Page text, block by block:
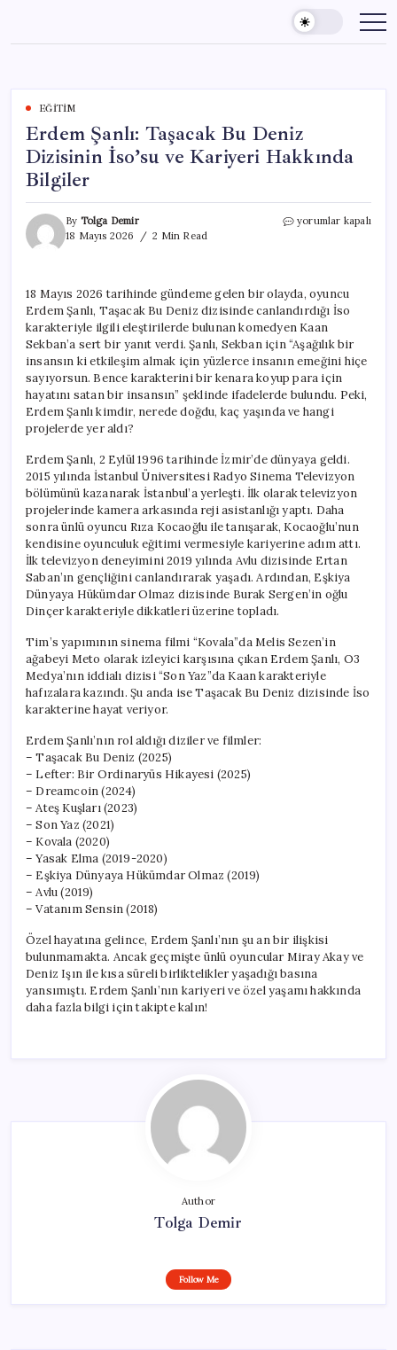
content
EĞITIM
Erdem Şanlı: Taşacak Bu Deniz
Dizisinin İso’su ve Kariyeri Hakkında
Bilgiler
By Tolga Demir
18 Mayıs 2026
2 Min Read
Erdem
Dizisinin
İso’su
ve
Kariyeri
Hakkında
Bilgiler
için
yorumlar kapalı
18 Mayıs 2026 tarihinde gündeme gelen bir olayda, oyuncu
Erdem Şanlı, Taşacak Bu Deniz dizisinde canlandırdığı İso
karakteriyle ilgili eleştirilerde bulunan komedyen Kaan
Sekban’a sert bir yanıt verdi. Şanlı, Sekban için “Aşağılık bir
insansın ki etkileşim almak için yüzlerce insanın emeğini hiçe
sayıyorsun. Bence karakterini bir kenara koyup para için
hayatını satan bir insansın” şeklinde ifadelerde bulundu. Peki,
Erdem Şanlı kimdir, nerede doğdu, kaç yaşında ve hangi
projelerde yer aldı?
Erdem Şanlı, 2 Eylül 1996 tarihinde İzmir’de dünyaya geldi.
2015 yılında İstanbul Üniversitesi Radyo Sinema Televizyon
bölümünü kazanarak İstanbul’a yerleşti. İlk olarak televizyon
projelerinde kamera arkasında reji asistanlığı yaptı. Daha
sonra ünlü oyuncu Rıza Kocaoğlu ile tanışarak, Kocaoğlu’nun
kendisine oyunculuk eğitimi vermesiyle kariyerine adım attı.
İlk televizyon deneyimini 2019 yılında Avlu dizisinde Ertan
Saban’ın gençliğini canlandırarak yaşadı. Ardından, Eşkiya
Dünyaya Hükümdar Olmaz dizisinde Burak Sergen’in oğlu
Dinçer karakteriyle dikkatleri üzerine topladı.
Tim’s yapımının sinema filmi “Kovala”da Melis Sezen’in
ağabeyi Meto olarak izleyici karşısına çıkan Erdem Şanlı, O3
Medya’nın iddialı dizisi “Son Yaz”da Kaan karakteriyle
hafızalara kazındı. Şu anda ise Taşacak Bu Deniz dizisinde İso
karakterine hayat veriyor.
Erdem Şanlı’nın rol aldığı diziler ve filmler:
– Taşacak Bu Deniz (2025)
– Lefter: Bir Ordinaryüs Hikayesi (2025)
– Dreamcoin (2024)
– Ateş Kuşları (2023)
– Son Yaz (2021)
– Kovala (2020)
– Yasak Elma (2019-2020)
– Eşkiya Dünyaya Hükümdar Olmaz (2019)
– Avlu (2019)
– Vatanım Sensin (2018)
Özel hayatına gelince, Erdem Şanlı’nın şu an bir ilişkisi
bulunmamakta. Ancak geçmişte ünlü oyuncular Miray Akay ve
Deniz Işın ile kısa süreli birliktelikler yaşadığı basına
yansımıştı. Erdem Şanlı’nın kariyeri ve özel yaşamı hakkında
daha fazla bilgi için takipte kalın!
Author
Tolga Demir
Follow Me